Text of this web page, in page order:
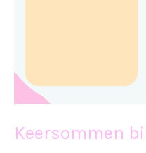
Keersommen